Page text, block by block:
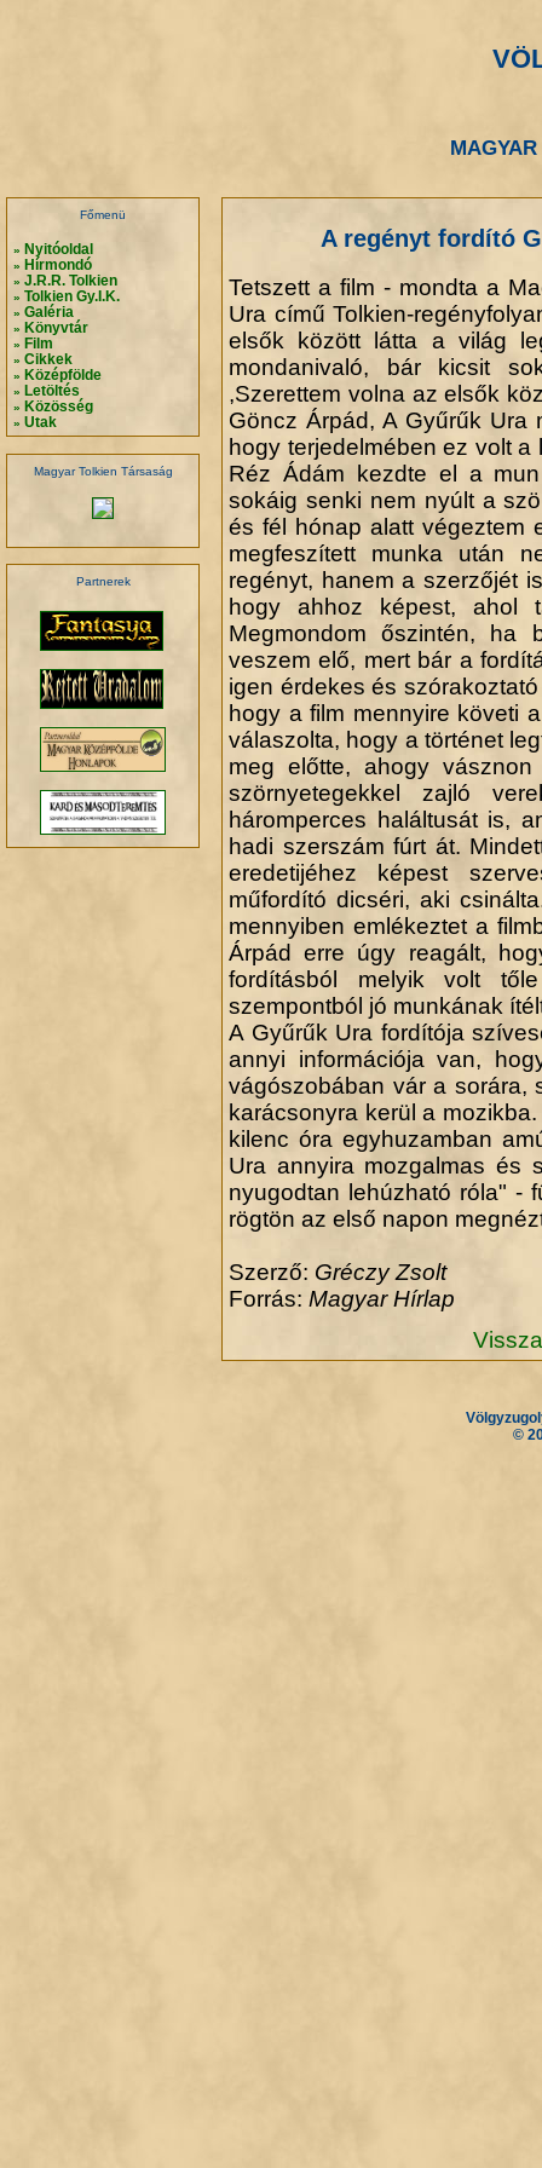
Főmenü
» Nyitóoldal
» Hírmondó
» J.R.R. Tolkien
» Tolkien Gy.I.K.
» Galéria
» Könyvtár
» Film
» Cikkek
» Középfölde
» Letöltés
» Közösség
» Utak
Magyar Tolkien Társaság
Partnerek
A regényt fordító
Tetszett a film - mondta a
Ura című Tolkien-
elsők között látta a világ
mondanivaló, bár kicsit
,Szerettem volna az elsők
Göncz Árpád, A Gyűrűk Ura
hogy terjedelmében ez volt
Réz Ádám kezdte el a
sokáig senki nem nyúlt a
és fél hónap alatt végeztem
megfeszített munka után
regényt, hanem a szerzőjét
hogy ahhoz képest, ahol
Megmondom őszintén,
veszem elő, mert bár a
igen érdekes és
hogy a film mennyire követi
válaszolta, hogy a történet
meg előtte, ahogy
szörnyetegekkel zajló
háromperces haláltusát is,
hadi szerszám fúrt át.
eredetijéhez képest
műfordító dicséri, aki
mennyiben emlékeztet a
Árpád erre úgy reagált,
fordításból melyik volt
szempontból jó munkának
A Gyűrűk Ura fordítója
annyi információja van,
vágószobában vár a sorára,
karácsonyra kerül a
kilenc óra egyhuzamban
Ura annyira mozgalmas és
nyugodtan lehúzható róla" -
rögtön az első napon
Szerző: Gréczy Zsolt
Forrás: Magyar Hírlap
©